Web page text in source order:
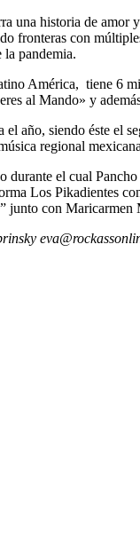
una historia de
fronteras con
pandemia.
América, tiene 6
al Mando» y
año, siendo éste el
regional
durante el cual
Los Pikadientes
junto con Maricarmen